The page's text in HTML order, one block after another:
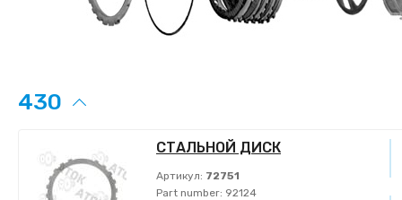
430
СТАЛЬНОЙ ДИСК
Артикул: 72751
Part number: 92124